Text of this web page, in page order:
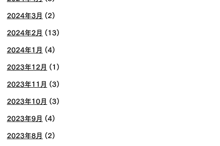
2024年3月 (2)
2024年2月 (13)
2024年1月 (4)
2023年12月 (1)
2023年11月 (3)
2023年10月 (3)
2023年9月 (4)
2023年8月 (2)